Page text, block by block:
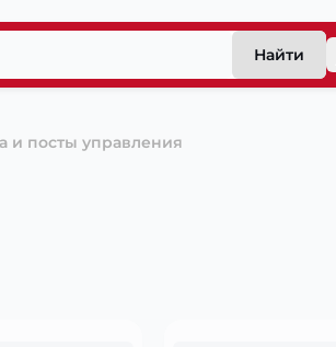
Найти
и посты управления